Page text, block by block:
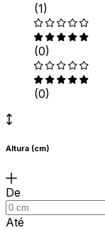
(1)
(0)
(0)
Altura (cm)
De
Até